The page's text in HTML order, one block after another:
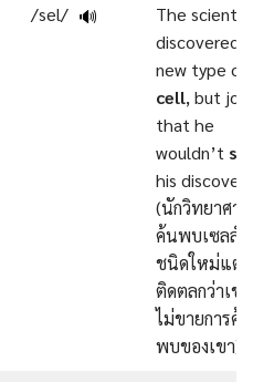
/sel/ 🔊
The
discovered a
new type of
cell, but
that he
wouldn’t
his
(นักวิทยาศา
ค้นพบเซลล์
ชนิดใหม่แต่
ติดตลกว่าเข
ไม่ขายการค้น
พบของเขา)